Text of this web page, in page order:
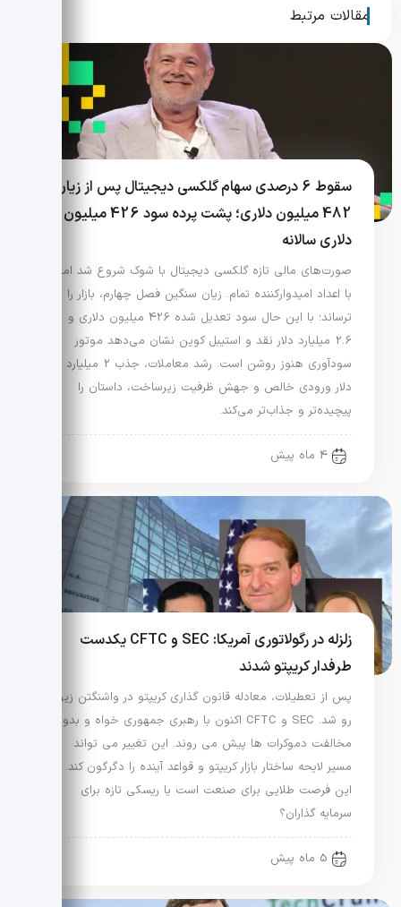
مقالات مرتبط
سقوط 6 درصدی سهام گلکسی دیجیتال پس از زیان
482 میلیون دلاری؛ پشت پرده سود 426 میلیون
دلاری سالانه
صورت‌های مالی تازه گلکسی دیجیتال با شوک شروع شد اما
با اعداد امیدوارکننده تمام. زیان سنگین فصل چهارم، بازار را
ترساند؛ با این حال سود تعدیل شده 426 میلیون دلاری و
2.6 میلیارد دلار نقد و استیبل کوین نشان می‌دهد موتور
سودآوری هنوز روشن است. رشد معاملات، جذب 2 میلیارد
دلار ورودی خالص و جهش ظرفیت زیرساخت، داستان را
پیچیده‌تر و جذاب‌تر می‌کند.
4 ماه پیش
زلزله در رگولاتوری آمریکا: SEC و CFTC یکدست
طرفدار کریپتو شدند
پس از تعطیلات، معادله قانون گذاری کریپتو در واشنگتن زیر و
رو شد. SEC و CFTC اکنون با رهبری جمهوری خواه و بدون
مخالفت دموکرات ها پیش می روند. این تغییر می تواند
مسیر لایحه ساختار بازار کریپتو و قواعد آینده را دگرگون کند. آیا
این فرصت طلایی برای صنعت است یا ریسکی تازه برای
سرمایه گذاران؟
5 ماه پیش